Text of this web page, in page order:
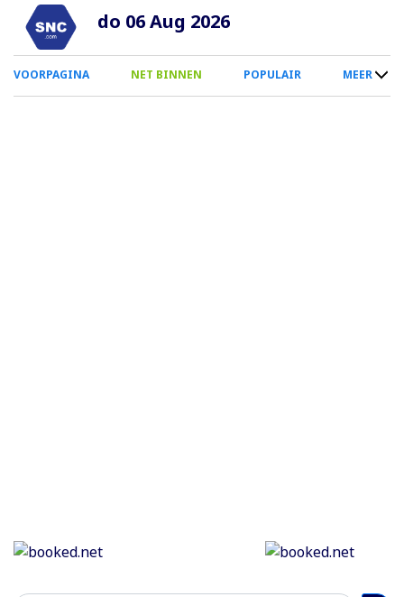
Overslaan
naar
inhoud
do 06 Aug 2026
0
Smartphone
VOORPAGINA NET BINNEN POPULAIR MEER